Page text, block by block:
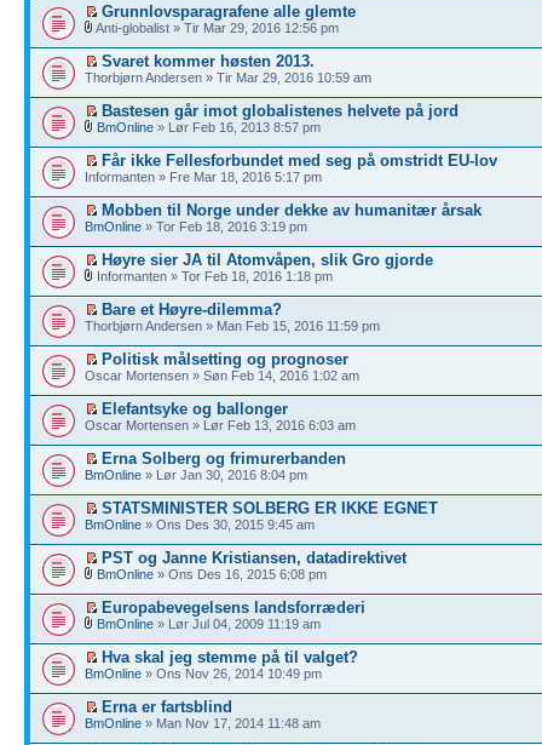
Grunnlovsparagrafene alle glemte
Anti-globalist » Tir Mar 29, 2016 12:56 pm
Svaret kommer høsten 2013.
Thorbjørn Andersen » Tir Mar 29, 2016 10:59 am
Bastesen går imot globalistenes helvete på jord
BmOnline » Lør Feb 16, 2013 8:57 pm
Får ikke Fellesforbundet med seg på omstridt EU-lov
Informanten » Fre Mar 18, 2016 5:17 pm
Mobben til Norge under dekke av humanitær årsak
BmOnline » Tor Feb 18, 2016 3:19 pm
Høyre sier JA til Atomvåpen, slik Gro gjorde
Informanten » Tor Feb 18, 2016 1:18 pm
Bare et Høyre-dilemma?
Thorbjørn Andersen » Man Feb 15, 2016 11:59 pm
Politisk målsetting og prognoser
Oscar Mortensen » Søn Feb 14, 2016 1:02 am
Elefantsyke og ballonger
Oscar Mortensen » Lør Feb 13, 2016 6:03 am
Erna Solberg og frimurerbanden
BmOnline » Lør Jan 30, 2016 8:04 pm
STATSMINISTER SOLBERG ER IKKE EGNET
BmOnline » Ons Des 30, 2015 9:45 am
PST og Janne Kristiansen, datadirektivet
BmOnline » Ons Des 16, 2015 6:08 pm
Europabevegelsens landsforræderi
BmOnline » Lør Jul 04, 2009 11:19 am
Hva skal jeg stemme på til valget?
BmOnline » Ons Nov 26, 2014 10:49 pm
Erna er fartsblind
BmOnline » Man Nov 17, 2014 11:48 am